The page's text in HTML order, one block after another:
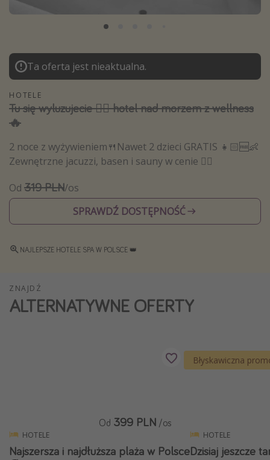
Albania
Polska
Malediwy
Azja Południowo-Wschodnia
Tajlandia
Wszystkie kierunki
Rodzaj wyjazdu
Wakacje Last Minute
Wakacje All Inclusive
Wakacje do 1000 PLN
Wakacje z dziećmi
Weekend dla dwojga
City Break
Więcej tematów
Ta oferta jest nieaktualna.
HOTELE
Tu się wyluzujecie 🧖‍♀️ hotel nad morzem z wellness
🔥
2 noce z wyżywieniem🍴Nawet 2 dzieci GRATIS 👧🏻🆓👶
Zewnętrzne jacuzzi, basen i sauny w cenie 🧖‍♀️
Od 319 PLN/os
SPRAWDŹ DOSTĘPNOŚĆ
NAJLEPSZE HOTELE SPA W POLSCE 👑
ZNAJDŹ
ALTERNATYWNE OFERTY
HOTELE
Najszersza i najdłuższa plaża w Polsce
Od 399 PLN /os
Błyskawiczna
HOTELE
Dzisiaj jeszcze